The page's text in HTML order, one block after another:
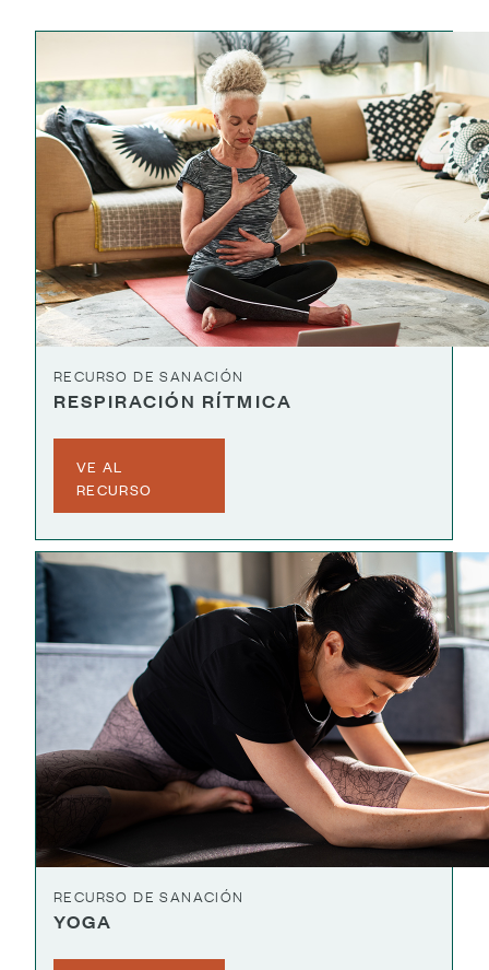
RECURSO DE SANACIÓN
RESPIRACIÓN RÍTMICA
VE AL
RECURSO
RECURSO DE SANACIÓN
YOGA